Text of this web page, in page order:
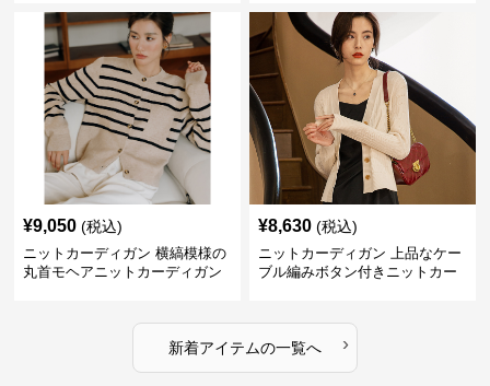
¥9,050 (税込)
ニットカーディガン 横縞模様の
丸首モヘアニットカーディガン
¥8,630 (税込)
ニットカーディガン 上品なケー
ブル編みボタン付きニットカー
新着アイテムの一覧へ ›